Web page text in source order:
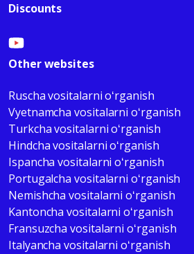
Discounts
Other websites
Ruscha vositalarni oʻrganish
Vyetnamcha vositalarni oʻrganish
Turkcha vositalarni oʻrganish
Hindcha vositalarni oʻrganish
Ispancha vositalarni oʻrganish
Portugalcha vositalarni oʻrganish
Nemishcha vositalarni oʻrganish
Kantoncha vositalarni oʻrganish
Fransuzcha vositalarni oʻrganish
Italyancha vositalarni oʻrganish